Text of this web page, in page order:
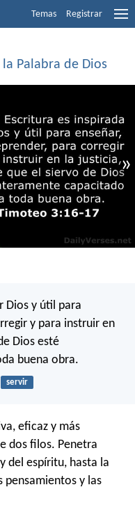
Temas Registrar
Palabra de Dios
»
Dios y útil para
y para instruir en
Dios esté
buena obra.
servir
eficaz y más
dos filos. Penetra
del espíritu, hasta la
pensamientos y las